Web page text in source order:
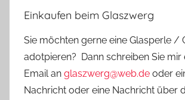
Einkaufen beim Glaszwerg
Sie möchten gerne eine Glasperle /
adotpieren? Dann schreiben Sie mir
Email an glaszwerg@web.de oder
Nachricht oder eine Nachricht über